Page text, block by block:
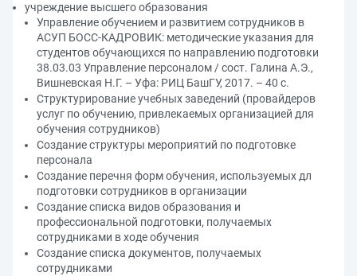
учреждение высшего образования
Управление обучением и развитием сотрудников в
АСУП БОСС-КАДРОВИК: методические указания для
студентов обучающихся по направлению подготовки
38.03.03 Управление персоналом / сост. Галина А.Э.,
Вишневская Н.Г. – Уфа: РИЦ БашГУ, 2017. – 40 с.
Структурирование учебных заведений (провайдеров
услуг по обучению, привлекаемых организацией для
обучения сотрудников)
Создание структуры мероприятий по подготовке
персонала
Создание перечня форм обучения, используемых дл
подготовки сотрудников в организации
Создание списка видов образования и
профессиональной подготовки, получаемых
сотрудниками в ходе обучения
Создание списка документов, получаемых
сотрудниками